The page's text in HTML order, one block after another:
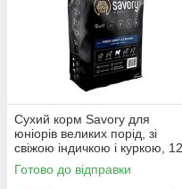
Сухий корм Savory для
юніорів великих порід, зі
свіжою індичкою і куркою, 12
кг
Готово до відправки